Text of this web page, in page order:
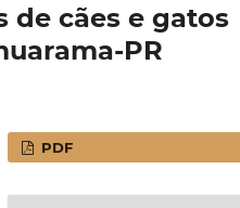
de cães e gatos
PR
PDF